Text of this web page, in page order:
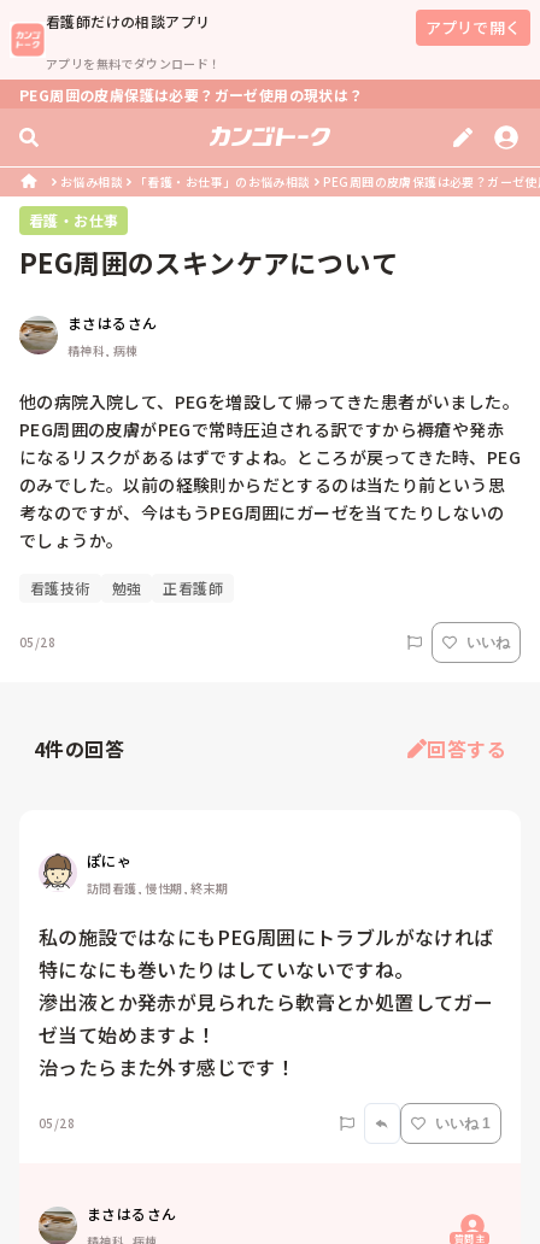
看護師だけの相談アプリ
アプリを無料でダウンロード！
アプリで開く
PEG周囲の皮膚保護は必要？ガーゼ使用の現状は？
お悩み相談 「看護・お仕事」のお悩み相談 PEG周囲の皮膚保護は必要？ガーゼ
看護・お仕事
PEG周囲のスキンケアについて
まさはるさん
精神科, 病棟
他の病院入院して、PEGを増設して帰ってきた患者がいました。
PEG周囲の皮膚がPEGで常時圧迫される訳ですから褥瘡や発赤
になるリスクがあるはずですよね。ところが戻ってきた時、PEG
のみでした。以前の経験則からだとするのは当たり前という思
考なのですが、今はもうPEG周囲にガーゼを当てたりしないの
でしょうか。
看護技術 勉強 正看護師
05/28 いいね
4件の回答 回答する
ぽにゃ
訪問看護, 慢性期, 終末期
私の施設ではなにもPEG周囲にトラブルがなければ
特になにも巻いたりはしていないですね。
滲出液とか発赤が見られたら軟膏とか処置してガー
ゼ当て始めますよ！
治ったらまた外す感じです！
05/28 いいね 1
まさはるさん
質問主